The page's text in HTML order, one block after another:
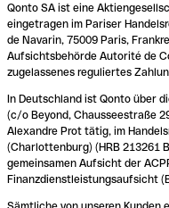
Qonto SA ist eine
eingetragen im Pariser
de Navarin, 75009 Paris,
Aufsichtsbehörde Autorité de
zugelassenes reguliertes
In Deutschland ist Qonto über
(c/o Beyond, Chausseestraße
Alexandre Prot tätig, im
(Charlottenburg) (HRB 213261
gemeinsamen Aufsicht der
Finanzdienstleistungsaufsicht